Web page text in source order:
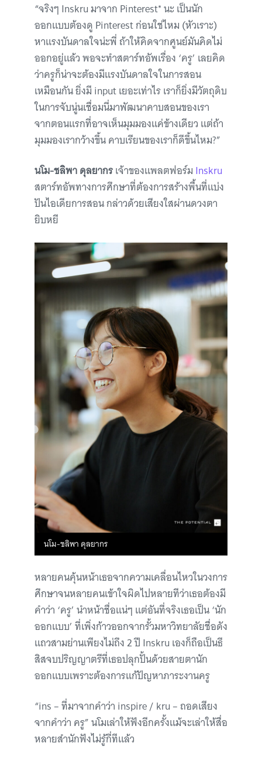
“จริงๆ Inskru มาจาก Pinterest* นะ เป็นนัก
ออกแบบต้องดู Pinterest ก่อนใช่ไหม (หัวเราะ)
หาแรงบันดาลใจน่ะพี่ ถ้าให้คิดจากศูนย์มันคิดไม่
ออกอยู่แล้ว พอจะทำสตาร์ทอัพเรื่อง ‘ครู’ เลยคิด
ว่าครูก็น่าจะต้องมีแรงบันดาลใจในการสอน
เหมือนกัน ยิ่งมี input เยอะเท่าไร เราก็ยิ่งมีวัตถุดิบ
ในการจับนู่นเชื่อมนี่มาพัฒนาคาบสอนของเรา
จากตอนแรกที่อาจเห็นมุมมองแค่ข้างเดียว แต่ถ้า
มุมมองเรากว้างขึ้น คาบเรียนของเราก็ดีขึ้นไหม?”
นโม-ชลิพา ดุลยากรเจ้าของแพลตฟอร์ม Inskru
สตาร์ทอัพทางการศึกษาที่ต้องการสร้างพื้นที่แบ่ง
ปันไอเดียการสอน กล่าวด้วยเสียงใสผ่านดวงตา
ยิบหยี
นโม-ชลิพา ดุลยากร
หลายคนคุ้นหน้าเธอจากความเคลื่อนไหวในวงการ
ศึกษาจนหลายคนเข้าใจผิดไปหลายทีว่าเธอต้องมี
คำว่า ‘ครู’ นำหน้าชื่อแน่ๆ แต่อันที่จริงเธอเป็น ‘นัก
ออกแบบ’ ที่เพิ่งก้าวออกจากรั้วมหาวิทยาลัยชื่อดัง
แถวสามย่านเพียงไม่ถึง 2 ปี Inskru เองก็ถือเป็นธี
สิสจบปริญญาตรีที่เธอปลุกปั้นด้วยสายตานัก
ออกแบบเพราะต้องการแก้ปัญหาภาระงานครู
“ins – ที่มาจากคำว่า inspire / kru – ถอดเสียง
จากคำว่า ครู” นโมเล่าให้ฟังอีกครั้งแม้จะเล่าให้สื่อ
หลายสำนักฟังไม่รู้กี่ทีแล้ว